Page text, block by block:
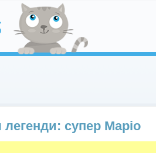
супер Маріо